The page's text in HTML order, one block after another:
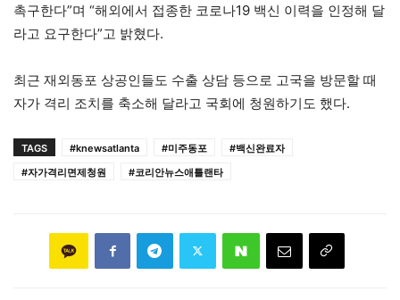
촉구한다”며 “해외에서 접종한 코로나19 백신 이력을 인정해 달
라고 요구한다”고 밝혔다.
최근 재외동포 상공인들도 수출 상담 등으로 고국을 방문할 때
자가 격리 조치를 축소해 달라고 국회에 청원하기도 했다.
TAGS #knewsatlanta #미주동포
#백신완료자
#자가격리면제청원
#코리안뉴스애틀랜타